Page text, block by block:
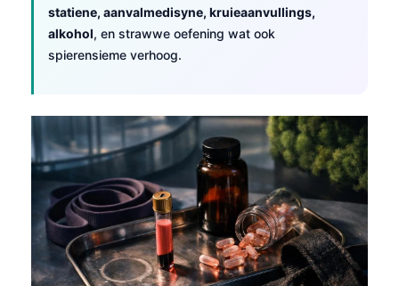
statiene, aanvalmedisyne, kruieaanvullings,
alkohol, en strawwe oefening wat ook
spierensieme verhoog.
Basa Jawa
Cebuano
ئۇيغۇرچە
Кыргызча
Татар теле
Беларуская мова
Ślōnskŏ gŏdka
Norsk bokmål